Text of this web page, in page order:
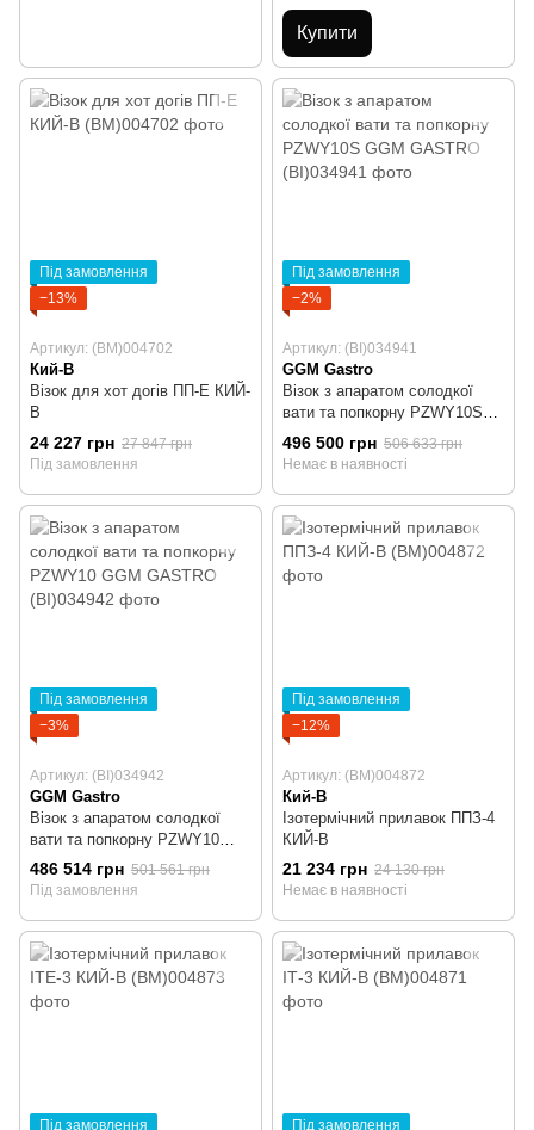
Купити
Під замовлення
−13%
Артикул: (BM)004702
Кий-В
Візок для хот догів ПП-Е КИЙ-
В
24 227 грн 27 847 грн
Під замовлення
Під замовлення
−2%
Артикул: (BI)034941
GGM Gastro
Візок з апаратом солодкої
вати та попкорну PZWY10S
GGM GASTRO
496 500 грн 506 633 грн
Немає в наявності
Під замовлення
−3%
Артикул: (BI)034942
GGM Gastro
Візок з апаратом солодкої
вати та попкорну PZWY10
GGM GASTRO
486 514 грн 501 561 грн
Під замовлення
Під замовлення
−12%
Артикул: (BM)004872
Кий-В
Ізотермічний прилавок ППЗ-4
КИЙ-В
21 234 грн 24 130 грн
Немає в наявності
Під замовлення
Під замовлення